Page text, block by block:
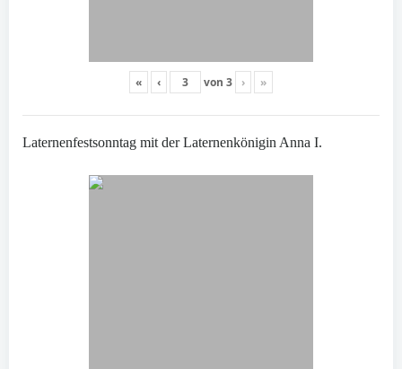
« ‹ von 3 › »
Laternenfestsonntag mit der Laternenkönigin Anna I.